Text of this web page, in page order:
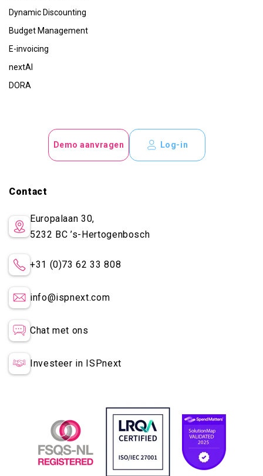
Dynamic Discounting
Budget Management
E-invoicing
nextAI
DORA
Demo aanvragen Log-in
Contact
Europalaan 30,
5232 BC’s-Hertogenbosch
+31 (0)73 62 33 808
info@ispnext.com
Chat met ons
Investeer in ISPnext
We noticed you are in English.